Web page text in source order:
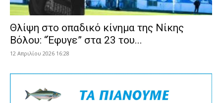
Θλίψη στο οπαδικό κίνημα της Νίκης
Βόλου: “Έφυγε” στα 23 του...
12 Απριλίου 2026 16:28